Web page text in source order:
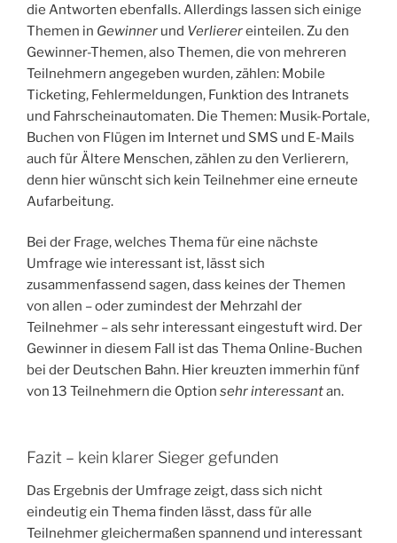
die Antworten ebenfalls. Allerdings lassen sich einige
Themen in Gewinner und Verlierereinteilen. Zu den
Gewinner-Themen, also Themen, die von mehreren
Teilnehmern angegeben wurden, zählen: Mobile
Ticketing, Fehlermeldungen, Funktion des Intranets
und Fahrscheinautomaten. Die Themen: Musik-Portale,
Buchen von Flügen im Internet und SMS und E-Mails
auch für Ältere Menschen, zählen zu den Verlierern,
denn hier wünscht sich kein Teilnehmer eine erneute
Aufarbeitung.
Bei der Frage, welches Thema für eine nächste
Umfrage wie interessant ist, lässt sich
zusammenfassend sagen, dass keines der Themen
von allen – oder zumindest der Mehrzahl der
Teilnehmer – als sehr interessant eingestuft wird. Der
Gewinner in diesem Fall ist das Thema Online-Buchen
bei der Deutschen Bahn. Hier kreuzten immerhin fünf
von 13 Teilnehmern die Option sehr interessantan.
Fazit – kein klarer Sieger gefunden
Das Ergebnis der Umfrage zeigt, dass sich nicht
eindeutig ein Thema finden lässt, dass für alle
Teilnehmer gleichermaßen spannend und interessant